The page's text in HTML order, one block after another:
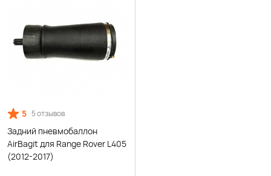
5 5 отзывов
Задний пневмобаллон
AirBagit для Range Rover L405
(2012-2017)